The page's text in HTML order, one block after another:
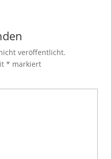
veröffentlicht.
* markiert